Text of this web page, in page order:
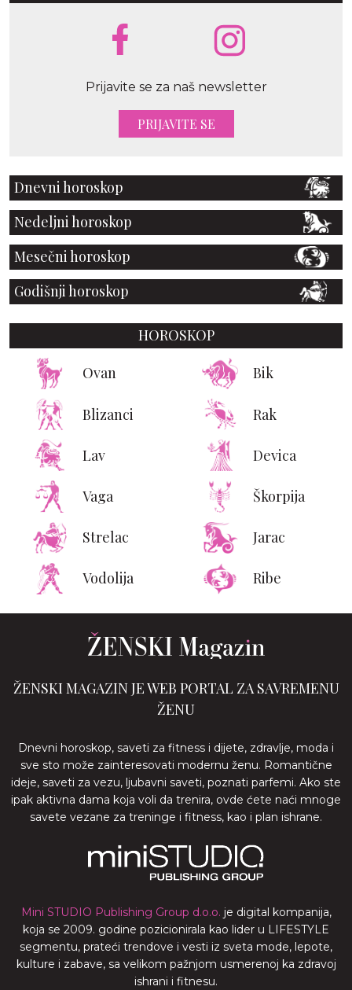
Prijavite se za naš newsletter
PRIJAVITE SE
Dnevni horoskop
Nedeljni horoskop
Mesečni horoskop
Godišnji horoskop
HOROSKOP
Ovan Bik
Blizanci Rak
Lav Devica
Vaga Škorpija
Strelac Jarac
Vodolija Ribe
ŽENSKI MAGAZIN JE WEB PORTAL ZA SAVREMENU
ŽENU
Dnevni horoskop, saveti za fitness i dijete, zdravlje, moda i
sve sto može zainteresovati modernu ženu. Romantične
ideje, saveti za vezu, ljubavni saveti, poznati parfemi. Ako ste
ipak aktivna dama koja voli da trenira, ovde ćete naći mnoge
savete vezane za treninge i fitness, kao i plan ishrane.
Mini STUDIO Publishing Group d.o.o. je digital kompanija,
koja se 2009. godine pozicionirala kao lider u LIFESTYLE
segmentu, prateći trendove i vesti iz sveta mode, lepote,
kulture i zabave, sa velikom pažnjom usmerenoj ka zdravoj
ishrani i fitnesu.